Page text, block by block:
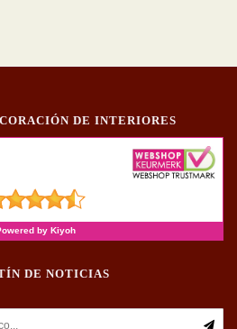
DE INTERIORES
DE NOTICIAS